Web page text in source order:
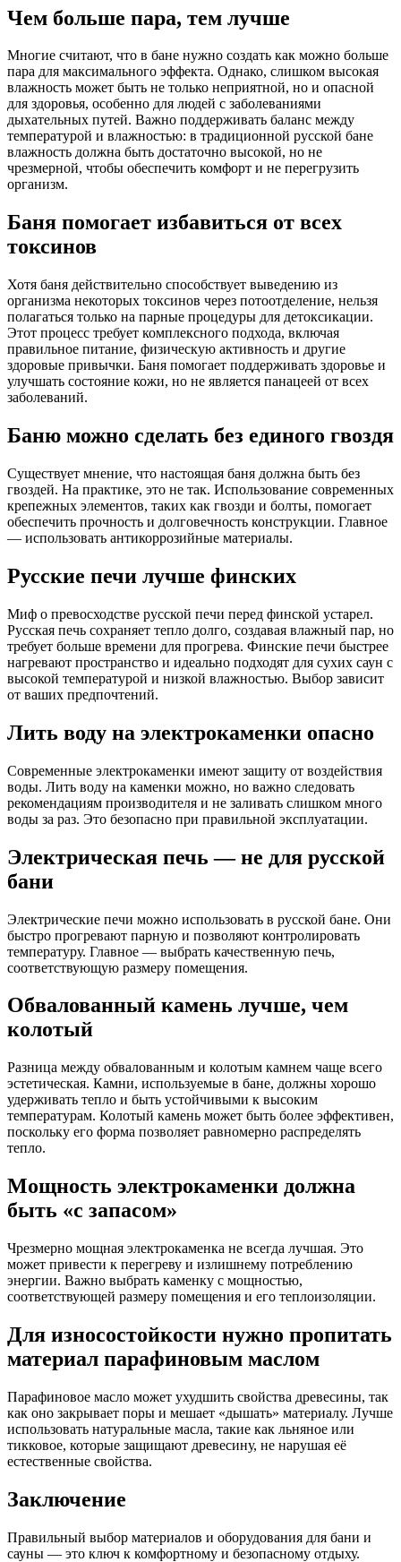
Чем больше пара, тем лучше
Многие считают, что в бане нужно создать как можно больше
пара для максимального эффекта. Однако, слишком высокая
влажность может быть не только неприятной, но и опасной
для здоровья, особенно для людей с заболеваниями
дыхательных путей. Важно поддерживать баланс между
температурой и влажностью: в традиционной русской бане
влажность должна быть достаточно высокой, но не
чрезмерной, чтобы обеспечить комфорт и не перегрузить
организм.
Баня помогает избавиться от всех
токсинов
Хотя баня действительно способствует выведению из
организма некоторых токсинов через потоотделение, нельзя
полагаться только на парные процедуры для детоксикации.
Этот процесс требует комплексного подхода, включая
правильное питание, физическую активность и другие
здоровые привычки. Баня помогает поддерживать здоровье и
улучшать состояние кожи, но не является панацеей от всех
заболеваний.
Баню можно сделать без единого гвоздя
Существует мнение, что настоящая баня должна быть без
гвоздей. На практике, это не так. Использование современных
крепежных элементов, таких как гвозди и болты, помогает
обеспечить прочность и долговечность конструкции. Главное
— использовать антикоррозийные материалы.
Русские печи лучше финских
Миф о превосходстве русской печи перед финской устарел.
Русская печь сохраняет тепло долго, создавая влажный пар, но
требует больше времени для прогрева. Финские печи быстрее
нагревают пространство и идеально подходят для сухих саун с
высокой температурой и низкой влажностью. Выбор зависит
от ваших предпочтений.
Лить воду на электрокаменки опасно
Современные электрокаменки имеют защиту от воздействия
воды. Лить воду на каменки можно, но важно следовать
рекомендациям производителя и не заливать слишком много
воды за раз. Это безопасно при правильной эксплуатации.
Электрическая печь — не для русской
бани
Электрические печи можно использовать в русской бане. Они
быстро прогревают парную и позволяют контролировать
температуру. Главное — выбрать качественную печь,
соответствующую размеру помещения.
Обвалованный камень лучше, чем
колотый
Разница между обвалованным и колотым камнем чаще всего
эстетическая. Камни, используемые в бане, должны хорошо
удерживать тепло и быть устойчивыми к высоким
температурам. Колотый камень может быть более эффективен,
поскольку его форма позволяет равномерно распределять
тепло.
Мощность электрокаменки должна
быть «с запасом»
Чрезмерно мощная электрокаменка не всегда лучшая. Это
может привести к перегреву и излишнему потреблению
энергии. Важно выбрать каменку с мощностью,
соответствующей размеру помещения и его теплоизоляции.
Для износостойкости нужно пропитать
материал парафиновым маслом
Парафиновое масло может ухудшить свойства древесины, так
как оно закрывает поры и мешает «дышать» материалу. Лучше
использовать натуральные масла, такие как льняное или
тикковое, которые защищают древесину, не нарушая её
естественные свойства.
Заключение
Правильный выбор материалов и оборудования для бани и
сауны — это ключ к комфортному и безопасному отдыху.